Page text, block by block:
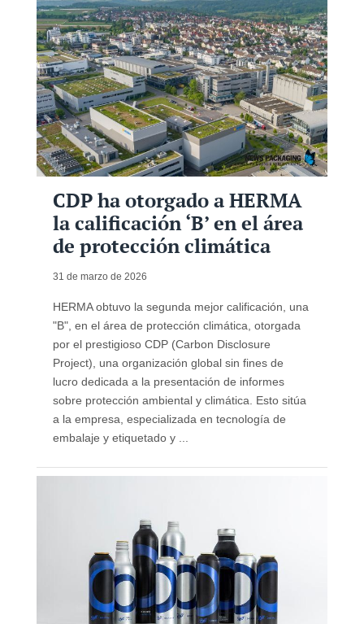
CDP ha otorgado a HERMA
la calificación ‘B’ en el área
de protección climática
31 de marzo de 2026
HERMA obtuvo la segunda mejor calificación, una
"B", en el área de protección climática, otorgada
por el prestigioso CDP (Carbon Disclosure
Project), una organización global sin fines de
lucro dedicada a la presentación de informes
sobre protección ambiental y climática. Esto sitúa
a la empresa, especializada en tecnología de
embalaje y etiquetado y ...